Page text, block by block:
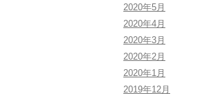
2020年5月
2020年4月
2020年3月
2020年2月
2020年1月
2019年12月